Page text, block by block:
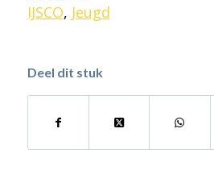
IJSCO, Jeugd
Deel dit stuk